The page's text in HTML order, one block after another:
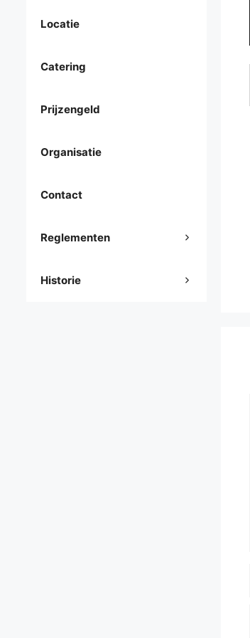
Locatie
Catering
Prijzengeld
Organisatie
Contact
Reglementen
Historie